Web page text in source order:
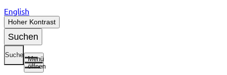
English
Hoher Kontrast
Suchen
Suche
Menü
öffnen